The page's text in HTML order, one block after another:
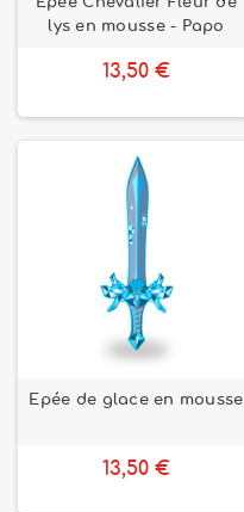
lys en mousse - Papo
13,50 €
Epée de glace en mousse
13,50 €